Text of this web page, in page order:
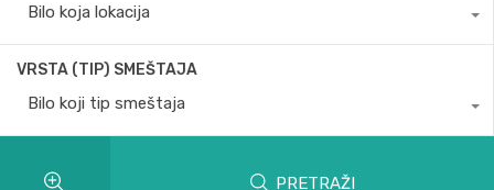
Bilo koja lokacija
VRSTA (TIP) SMEŠTAJA
Bilo koji tip smeštaja
PRETRAŽI